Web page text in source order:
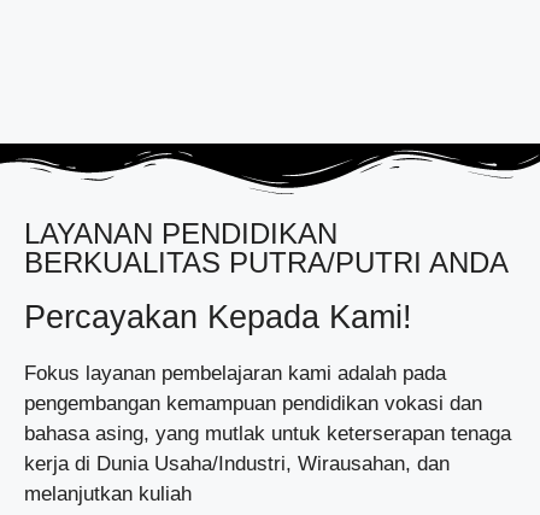
LAYANAN PENDIDIKAN
BERKUALITAS PUTRA/PUTRI ANDA
Percayakan Kepada Kami!
Fokus layanan pembelajaran kami adalah pada
pengembangan kemampuan pendidikan vokasi dan
bahasa asing, yang mutlak untuk keterserapan tenaga
kerja di Dunia Usaha/Industri, Wirausahan, dan
melanjutkan kuliah